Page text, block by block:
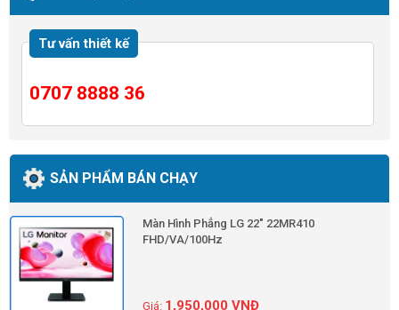
Tư vấn thiết kế
0707 8888 36
SẢN PHẨM BÁN CHẠY
Màn Hình Phẳng LG 22" 22MR410
FHD/VA/100Hz
1,950,000VNĐ